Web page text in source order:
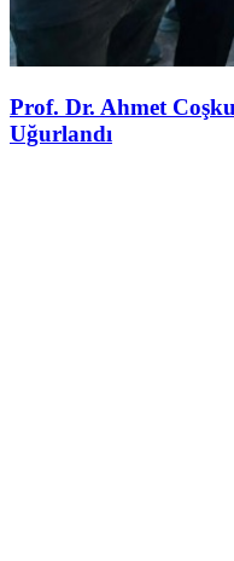
Prof. Dr. Ahmet
Uğurlandı